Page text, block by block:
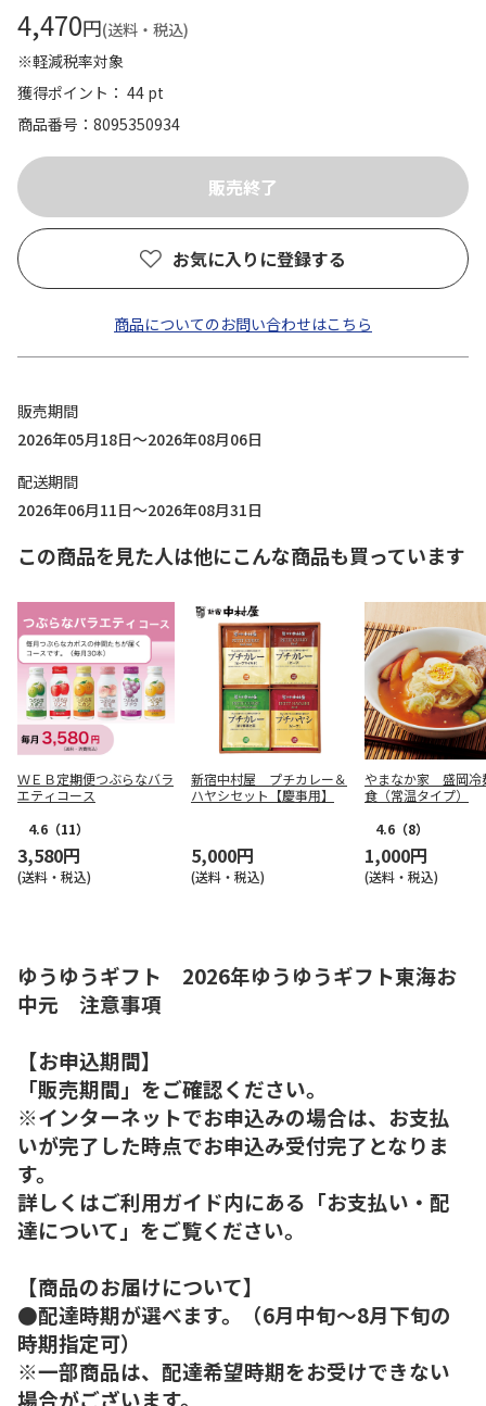
4,470円(送料・税込)
※軽減税率対象
獲得ポイント： 44 pt
商品番号
8095350934
お気に入りに登録する
商品についてのお問い合わせはこちら
販売期間
2026年05月18日～2026年08月06日
配送期間
2026年06月11日～2026年08月31日
この商品を見た人は他にこんな商品も買っています
ＷＥＢ定期便つぶらなバラ
エティコース
4.6 （11）
3,580円
(送料・税込)
新宿中村屋 プチカレー＆
ハヤシセット【慶事用】
5,000円
(送料・税込)
やまなか家 盛岡
食（常温タイプ）
4.6 （8）
1,000円
(送料・税込)
ゆうゆうギフト 2026年ゆうゆうギフト東海お
中元 注意事項
【お申込期間】
「販売期間」をご確認ください。
※インターネットでお申込みの場合は、お支払
いが完了した時点でお申込み受付完了となりま
す。
詳しくはご利用ガイド内にある「お支払い・配
達について」をご覧ください。
【商品のお届けについて】
●配達時期が選べます。（6月中旬～8月下旬の
時期指定可）
※一部商品は、配達希望時期をお受けできない
場合がございます。